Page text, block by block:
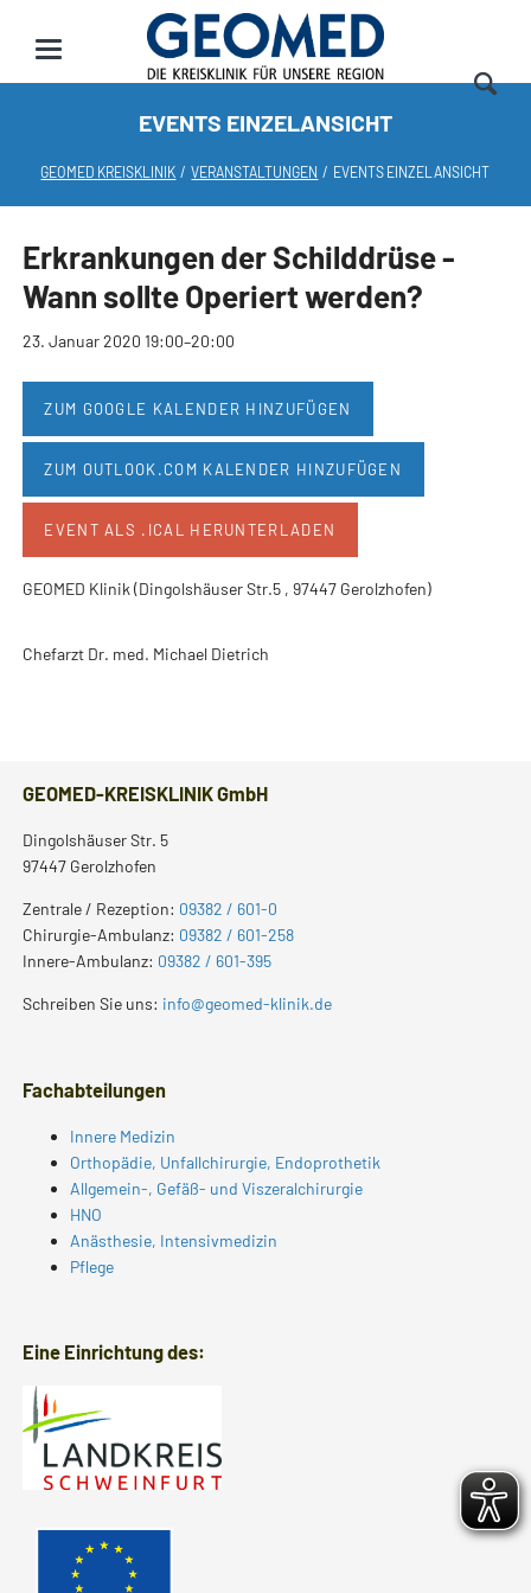
EVENTS EINZELANSICHT
GEOMED KREISKLINIK VERANSTALTUNGEN EVENTS EINZELANSICHT
Erkrankungen der Schilddrüse -
Wann sollte Operiert werden?
23. Januar 2020 19:00–20:00
ZUM GOOGLE KALENDER HINZUFÜGEN
ZUM OUTLOOK.COM KALENDER HINZUFÜGEN
EVENT ALS .ICAL HERUNTERLADEN
GEOMED Klinik (Dingolshäuser Str.5 , 97447 Gerolzhofen)
Chefarzt Dr. med. Michael Dietrich
GEOMED-KREISKLINIK GmbH
Dingolshäuser Str. 5
97447 Gerolzhofen
Zentrale / Rezeption: 09382 / 601-0
Chirurgie-Ambulanz: 09382 / 601-258
Innere-Ambulanz: 09382 / 601-395
Schreiben Sie uns: info@geomed-klinik.de
Fachabteilungen
Innere Medizin
Orthopädie, Unfallchirurgie, Endoprothetik
Allgemein-, Gefäß- und Viszeralchirurgie
HNO
Anästhesie, Intensivmedizin
Pflege
Eine Einrichtung des: